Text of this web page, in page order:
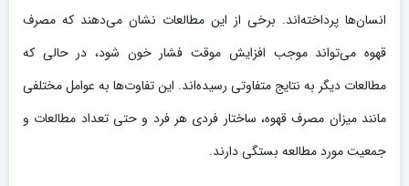
انسان‌ها پرداخته‌اند. برخی از این مطالعات نشان می‌دهند که مصرف
قهوه می‌تواند موجب افزایش موقت فشار خون شود، در حالی که
مطالعات دیگر به نتایج متفاوتی رسیده‌اند. این تفاوت‌ها به عوامل مختلفی
مانند میزان مصرف قهوه، ساختار فردی هر فرد و حتی تعداد مطالعات و
جمعیت مورد مطالعه بستگی دارند.